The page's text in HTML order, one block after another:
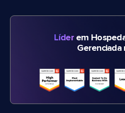
Líderem
Gerenciada